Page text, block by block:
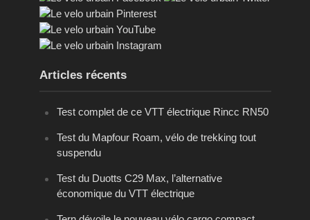
Articles récents
Test complet de ce VTT électrique Rincc RN50
Test du Mapfour Roam, vélo de trekking tout
suspendu
Test du Duotts C29 Max, l’alternative
économique du VTT électrique